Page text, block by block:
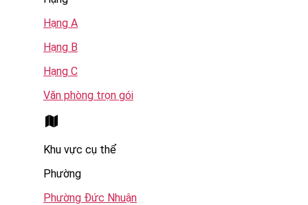
Hạng A
Hạng B
Hạng C
Văn phòng trọn gói
Khu vực cụ thể
Phường
Phường Đức Nhuận